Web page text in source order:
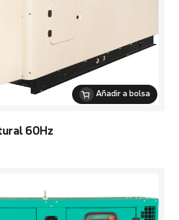
Añadir a bolsa
60Hz